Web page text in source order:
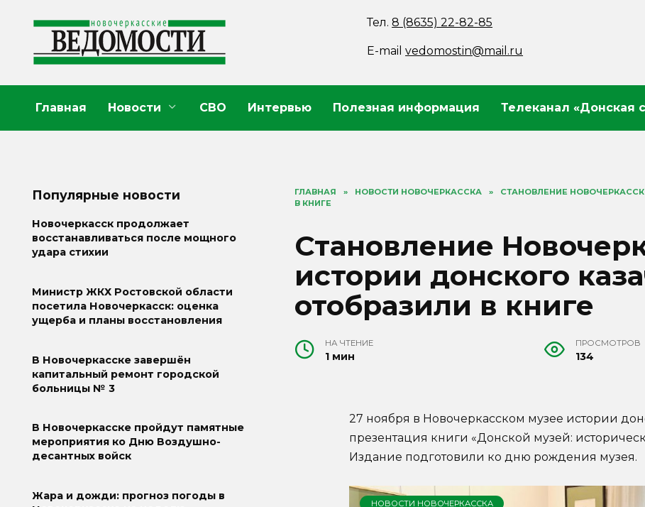
содержанию
Тел.8 (8635) 22-82-85
E-mailvedomostin@mail.ru
Главная Новости СВО Интервью Полезная информация Телеканал «Донская
ГЛАВНАЯ » НОВОСТИ НОВОЧЕРКАССКА »
СТАНОВЛЕНИЕ
В КНИГЕ
Становление
истории донского
отобразили в книге
НА ЧТЕНИЕ
1 мин
ПРОСМОТРОВ
134
27 ноября в Новочеркасском музее истории
презентация книги «Донской музей:
Издание подготовили ко дню рождения музея.
НОВОСТИ НОВОЧЕРКАССКА
Популярные новости
Новочеркасск продолжает
восстанавливаться после мощного
удара стихии
Министр ЖКХ Ростовской области
посетила Новочеркасск: оценка
ущерба и планы восстановления
В Новочеркасске завершён
капитальный ремонт городской
больницы № 3
В Новочеркасске пройдут памятные
мероприятия ко Дню Воздушно-
десантных войск
Жара и дожди: прогноз погоды в